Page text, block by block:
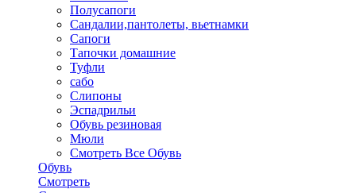
Полусапоги
Сандалии,пантолеты, вьетнамки
Сапоги
Тапочки домашние
Туфли
сабо
Слипоны
Эспадрильи
Обувь резиновая
Мюли
Смотреть Все Обувь
Обувь
Смотреть